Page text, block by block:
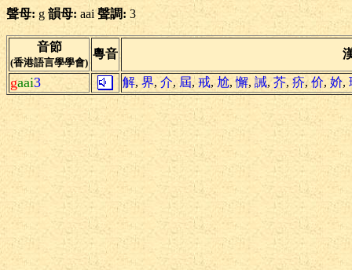
聲母: g 韻母: aai聲調: 3
音節
(香港語言學學會)
粵音
gaai3 解, 界, 介,屆,戒,尬,懈, 誡, 芥, 疥, 价,妎,